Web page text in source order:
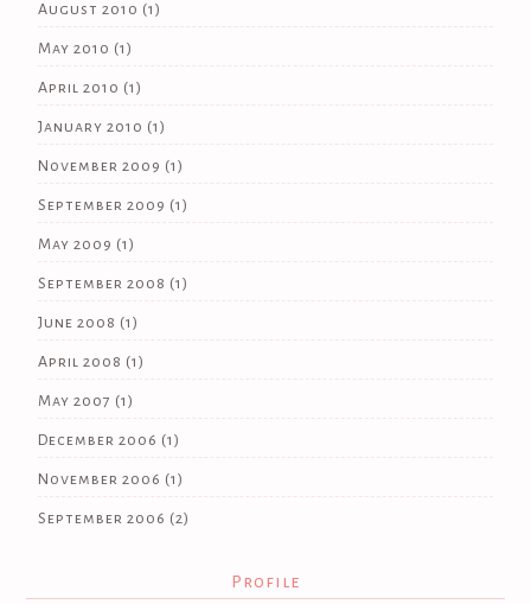
August 2010 (1)
May 2010 (1)
April 2010 (1)
January 2010 (1)
November 2009 (1)
September 2009 (1)
May 2009 (1)
September 2008 (1)
June 2008 (1)
April 2008 (1)
May 2007 (1)
December 2006 (1)
November 2006 (1)
September 2006 (2)
Profile